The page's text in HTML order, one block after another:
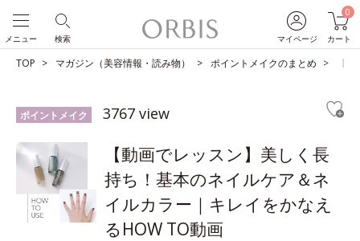
マイページ
0
カート
検索
メニュー
TOP マガジン（美容情報・読み物） ポイントメイクのまとめ 【
ポイントメイク 3767 view
【動画でレッスン】美しく長
持ち！基本のネイルケア＆ネ
イルカラー｜キレイをかなえ
るHOW TO動画